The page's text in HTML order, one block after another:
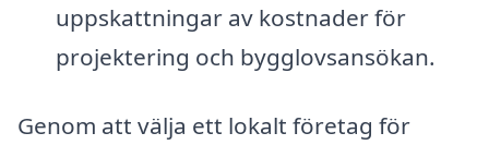
uppskattningar av kostnader för
projektering och bygglovsansökan.
Genom att välja ett lokalt företag för